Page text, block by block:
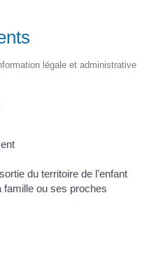
légale et administrative
du territoire de l’enfant
famille ou ses proches